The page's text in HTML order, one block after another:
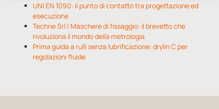
UNI EN 1090: il punto di contatto tra progettazione ed
esecuzione
Techne Srl | Maschere di fissaggio: il brevetto che
rivoluziona il mondo della metrologia
Prima guida a rulli senza lubrificazione: drylin C per
regolazioni fluide